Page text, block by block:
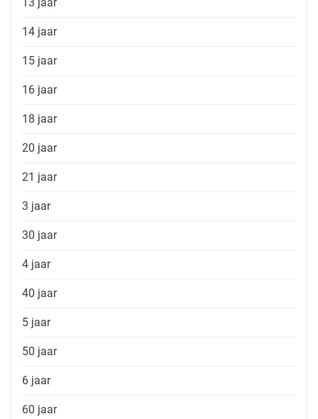
14 jaar
15 jaar
16 jaar
18 jaar
20 jaar
21 jaar
3 jaar
30 jaar
4 jaar
40 jaar
5 jaar
50 jaar
6 jaar
60 jaar